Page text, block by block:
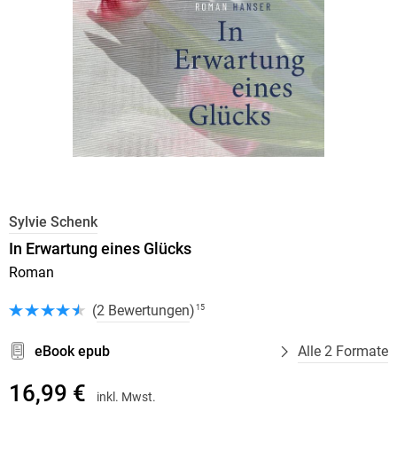
Sylvie Schenk
In Erwartung eines Glücks
Roman
(2 Bewertungen) 15
eBook epub Alle 2 Formate
16,99 € inkl. Mwst.